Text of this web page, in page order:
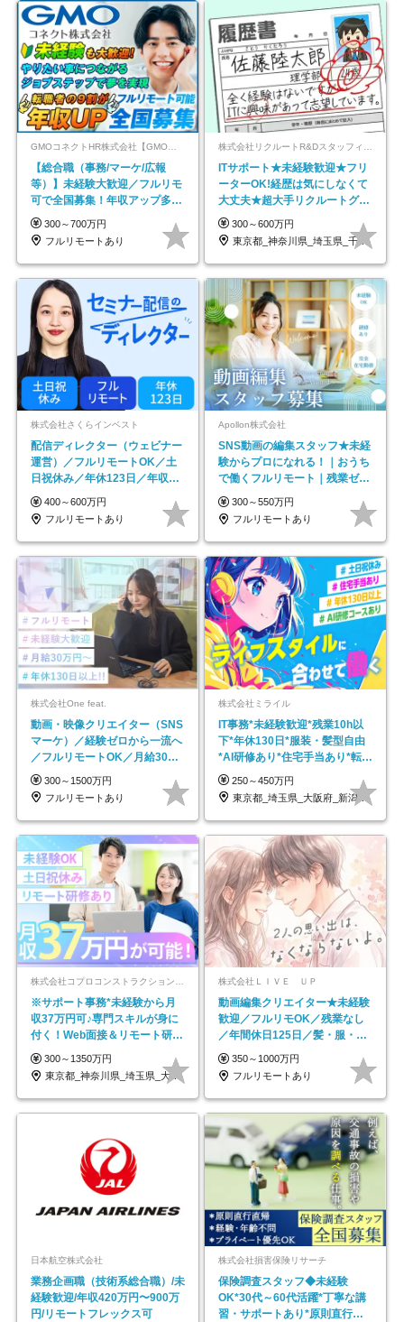
GMOコネクトHR株式会社【GMOインターネットグループ】
【総合職（事務/マーケ/広報
等）】未経験大歓迎／フルリモ
可で全国募集！年収アップ多数
★年休最大130日★
300～700万円
フルリモートあり
ITサポート★未経験歓迎★フリ
ーターOK!経歴は気にしなくて
大丈夫★超大手リクルートグル
ープの正社員/sg
300～600万円
東京都_神奈川県_埼玉県_千葉県_大阪府…
株式会社さくらインベスト
配信ディレクター（ウェビナー
運営）／フルリモートOK／土
日祝休み／年休123日／年収
600万円可
400～600万円
フルリモートあり
Apollon株式会社
SNS動画の編集スタッフ★未経
験からプロになれる！｜おうち
で働くフルリモート｜残業ゼロ
で18時退勤◎
300～550万円
フルリモートあり
株式会社One feat.
動画・映像クリエイター（SNS
マーケ）／経験ゼロから一流へ
／フルリモートOK／月給30万
円～／年休130日以上
300～1500万円
フルリモートあり
株式会社ミライル
IT事務*未経験歓迎*残業10h以
下*年休130日*服装・髪型自由
*AI研修あり*住宅手当あり*転勤
なし
250～450万円
東京都_埼玉県_大阪府_新潟県_福岡県
※サポート事務*未経験から月
収37万円可♪専門スキルが身に
付く！Web面接＆リモート研修
も充実♪/a
300～1350万円
東京都_神奈川県_埼玉県_大阪府_愛知県…
株式会社ＬＩＶＥ ＵＰ
動画編集クリエイター★未経験
歓迎／フルリモOK／残業なし
／年間休日125日／髪・服・ネ
イル自由／研修充実で安心
350～1000万円
フルリモートあり
日本航空株式会社
業務企画職（技術系総合職）/未
経験歓迎/年収420万円〜900万
円/リモートフレックス可
株式会社損害保険リサーチ
保険調査スタッフ◆未経験
OK*30代～60代活躍*丁寧な講
習・サポートあり*原則直行直